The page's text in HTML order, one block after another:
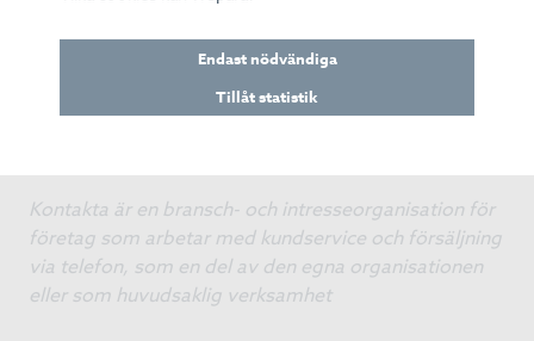
Kontakta är en bransch- och intresseorganisation för
företag som arbetar med kundservice och försäljning
via telefon, som en del av den egna organisationen
eller som huvudsaklig verksamhet
Endast nödvändiga
Tillåt statistik